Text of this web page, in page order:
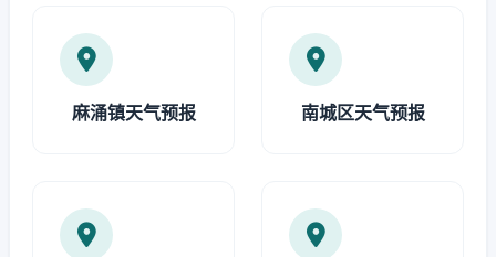
麻涌镇天气预报 南城区天气预报